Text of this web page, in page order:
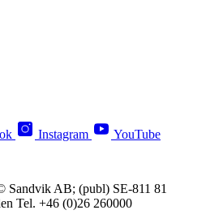
Instagram YouTube
AB; (publ) SE-811 81
Tel. +46 (0)26 260000